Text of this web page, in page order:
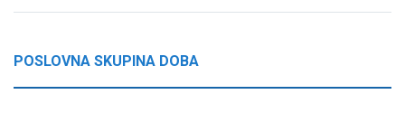
POSLOVNA SKUPINA DOBA